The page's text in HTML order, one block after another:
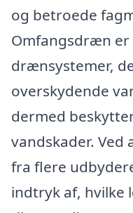
og betroede
Omfangsdræn er
drænsystemer,
overskydende
dermed
vandskader. Ved
fra flere
indtryk af, hvilke